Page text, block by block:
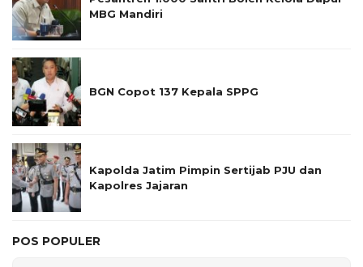
MBG Mandiri
BGN Copot 137 Kepala SPPG
Kapolda Jatim Pimpin Sertijab PJU dan
Kapolres Jajaran
POS POPULER